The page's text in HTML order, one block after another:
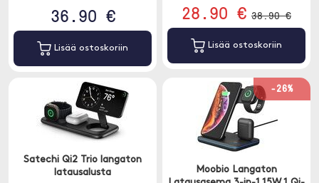
36.90 €
Lisää ostoskoriin
28.90 € 38.90 €
Lisää ostoskoriin
Satechi Qi2 Trio langaton
latausalusta
-26%
Moobio Langaton